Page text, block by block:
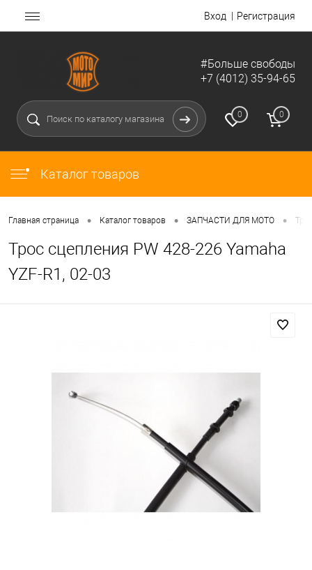
Вход Регистрация
#Больше свободы
+7 (4012) 35-94-65
0 0
Каталог товаров
Главная страница • Каталог товаров • ЗАПЧАСТИ ДЛЯ МОТО •
Трос сцепления PW 428-226 Yamaha
YZF-R1, 02-03